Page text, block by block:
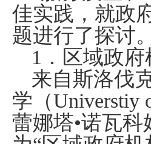
佳实践，就政
题进行了探讨。
1 ．区域政
来自斯洛伐
学（Universtiy
蕾娜塔•诺瓦科